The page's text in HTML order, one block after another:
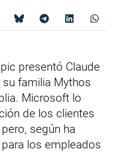
presentó Claude
familia Mythos
Microsoft lo
de los clientes
según ha
los empleados